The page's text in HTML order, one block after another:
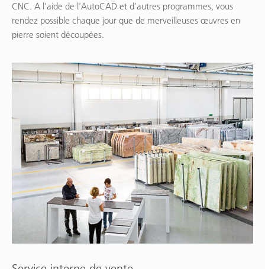
CNC. A l’aide de l’AutoCAD et d’autres programmes, vous
rendez possible chaque jour que de merveilleuses œuvres en
pierre soient découpées.